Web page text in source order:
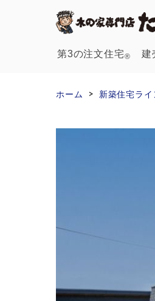
第3の注文住宅® 建
ホーム 新築住宅ラ